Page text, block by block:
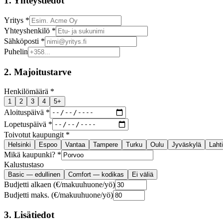
Yritys *
Yhteyshenkilö *
Sähköposti *
Puhelin
2. Majoitustarve
Henkilömäärä *
1 2 3 4 5+
Aloituspäivä *
Lopetuspäivä *
Toivotut kaupungit *
Helsinki Espoo Vantaa Tampere Turku Oulu Jyväskylä Lahti
Mikä kaupunki? *
Kalustustaso
Basic — edullinen Comfort — kodikas Ei väliä
Budjetti alkaen (€/makuuhuone/yö)
Budjetti maks. (€/makuuhuone/yö)
3. Lisätiedot